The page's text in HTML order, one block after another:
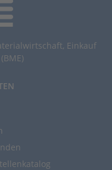
Einkauf